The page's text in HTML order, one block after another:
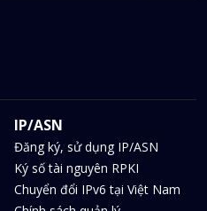
IP/ASN
Đăng ký, sử dụng IP/ASN
Ký số tài nguyên RPKI
Chuyển đổi IPv6 tại Việt Nam